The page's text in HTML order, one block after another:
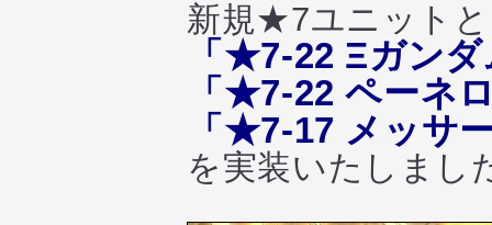
新規★7ユニット
「★7-22 Ξガン
「★7-22 ペーネ
「★7-17 メッサ
を実装いたしまし